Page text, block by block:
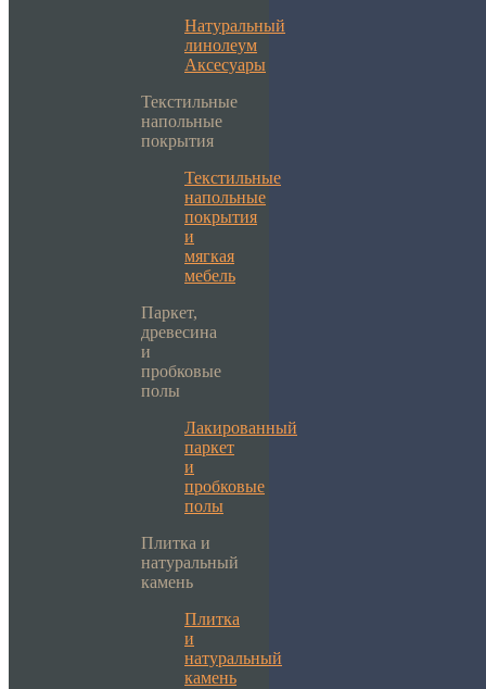
Натуральный
линолеум
Аксесуары
Текстильные
напольные
покрытия
Текстильные
напольные
покрытия
и
мягкая
мебель
Паркет,
древесина
и
пробковые
полы
Лакированный
паркет
и
пробковые
полы
Плитка и
натуральный
камень
Плитка
и
натуральный
камень